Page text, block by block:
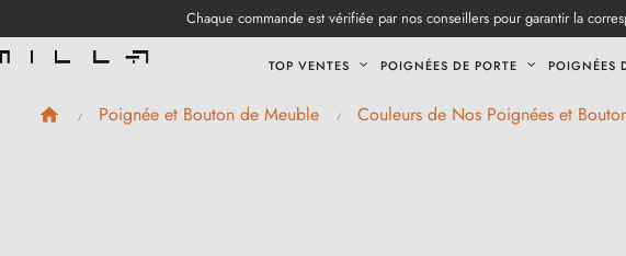
Chaque commande est vérifiée par nos conseillers pour garantir la
TOP VENTES POIGNÉES DE PORTE POIGNÉES
Poignée et Bouton de Meuble Couleurs de Nos Poignées et